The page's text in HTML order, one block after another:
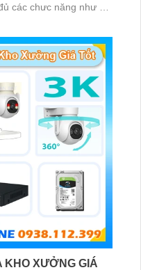
các chưc năng như AI
KHO XƯỞNG GIÁ